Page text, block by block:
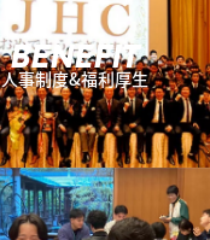
BENEFIT
人事制度&福利厚生